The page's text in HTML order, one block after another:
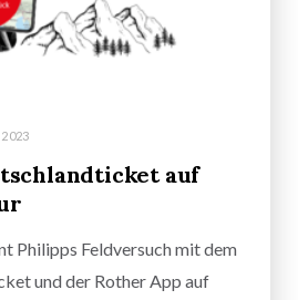
2023
auf
Philipps Feldversuch mit dem
und der Rother App auf